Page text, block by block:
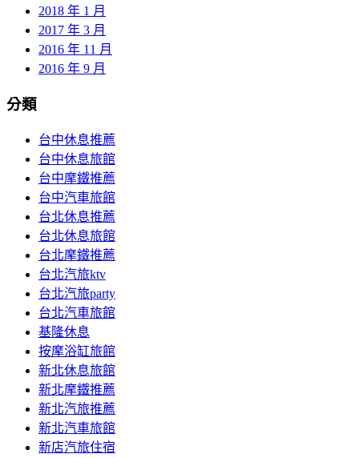
2018 年 1 月
2017 年 3 月
2016 年 11 月
2016 年 9 月
分類
台中休息推薦
台中休息旅館
台中摩鐵推薦
台中汽車旅館
台北休息推薦
台北休息旅館
台北摩鐵推薦
台北汽旅ktv
台北汽旅party
台北汽車旅館
基隆休息
按摩浴缸旅館
新北休息旅館
新北摩鐵推薦
新北汽旅推薦
新北汽車旅館
新店汽旅住宿